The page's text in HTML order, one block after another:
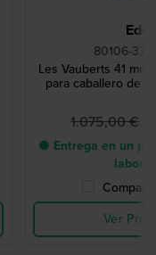
Edox
80106-
Les Vauberts 41 mm
para caballero de
1.075,00 €
● Entrega en un
Ver